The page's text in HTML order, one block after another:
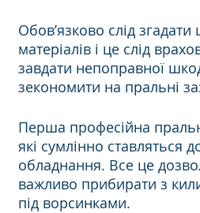
Обов’язково слід
матеріалів і це слід
завдати непоправної
зекономити на пральні
Перша професійна
які сумлінно ставляться
обладнання. Все це
важливо прибирати з
під ворсинками.